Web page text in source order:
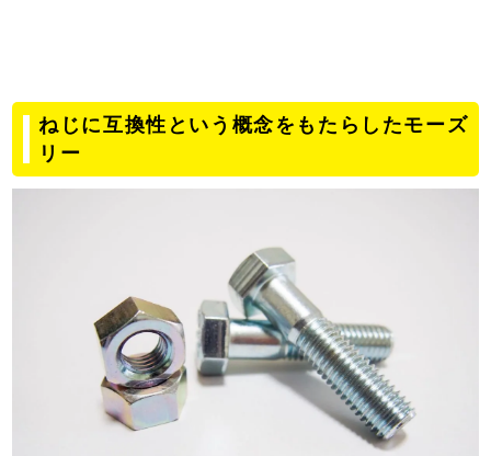
ねじに互換性という概念をもたらしたモーズ
リー